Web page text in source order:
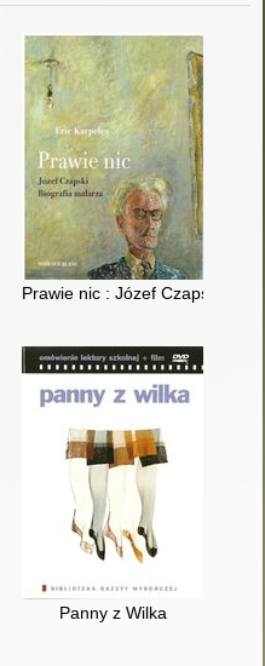
nauki i gospodarki
Prawie nic : Józef Czapski :
Panny z Wilka